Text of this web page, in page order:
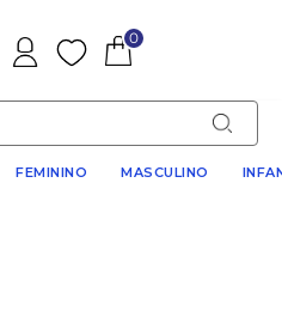
Favoritos
0
FEMININO MASCULINO